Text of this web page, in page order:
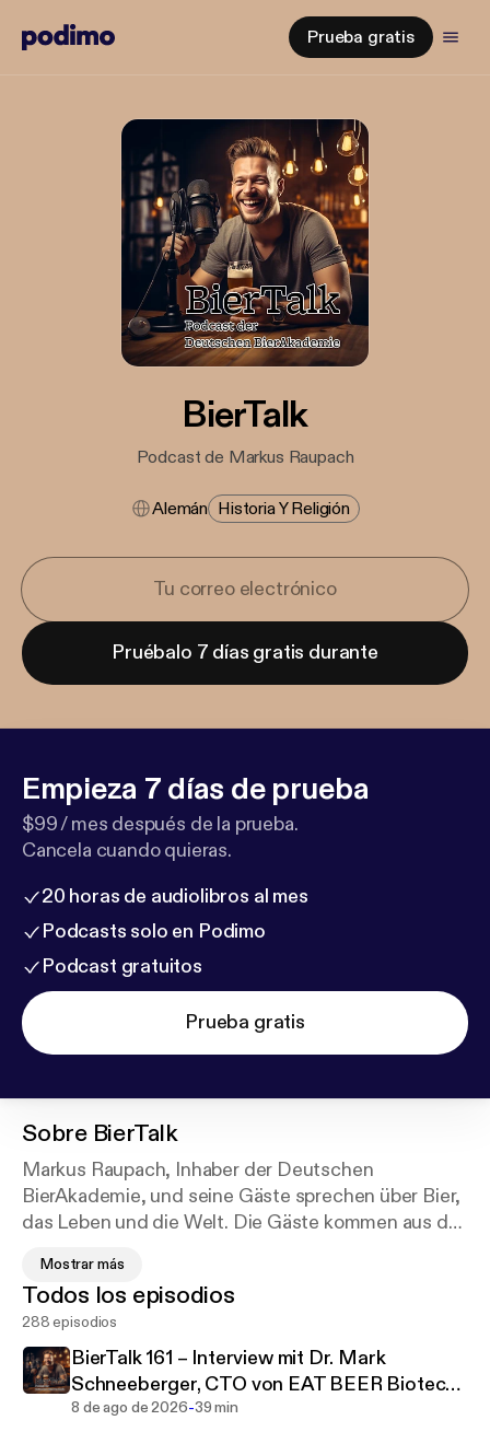
Prueba gratis
BierTalk
Podcast de Markus Raupach
Alemán Historia Y Religión
Pruébalo 7 días gratis durante
Empieza 7 días de prueba
$99 / mes después de la prueba.
Cancela cuando quieras.
20 horas de audiolibros al mes
Podcasts solo en Podimo
Podcast gratuitos
Prueba gratis
Sobre BierTalk
Markus Raupach, Inhaber der Deutschen
BierAkademie, und seine Gäste sprechen über Bier,
das Leben und die Welt. Die Gäste kommen aus der
Gespräche gehen dabei mit viel Charme und Witz
auch auf aktuelle Entwicklungen ein und lassen ihre
Zuhörer über die verschiedensten Tellerränder
blicken.
Markus Raupach, owner of the Deutsche
Mostrar más
Todos los episodios
288 episodios
BierTalk 161 – Interview mit Dr. Mark
Schneeberger, CTO von EAT BEER Biotech
GmbH aus Stralsund
8 de ago de 2026-39 min